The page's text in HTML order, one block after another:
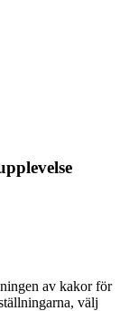
av kakor för
välj